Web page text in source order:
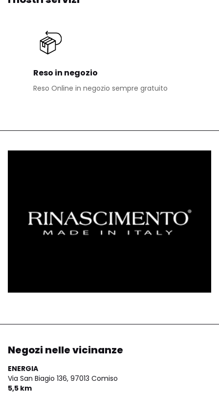
Reso in negozio
Reso Online in negozio sempre gratuito
Negozi nelle vicinanze
ENERGIA
Via San Biagio 136, 97013 Comiso
5,5 km